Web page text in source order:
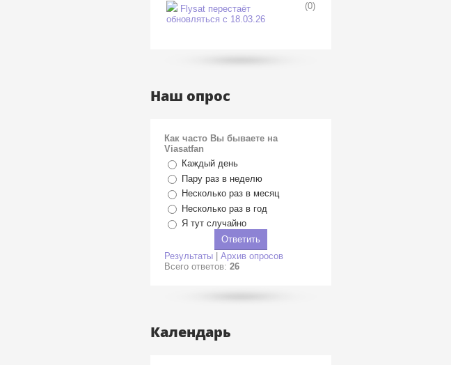
Flysat перестаёт
обновляться с 18.03.26
(0)
Наш опрос
Как часто Вы бываете на
Viasatfan
Каждый день
Пару раз в неделю
Несколько раз в месяц
Несколько раз в год
Я тут случайно
Результаты
Архив опросов
Всего ответов: 26
Календарь